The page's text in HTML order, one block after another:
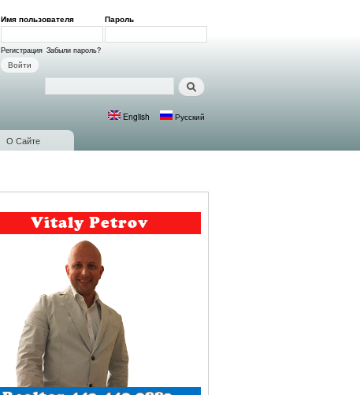
Вход на сайт
Имя пользователя Пароль
Регистрация Забыли пароль?
Поиск
English Русский
О Сайте